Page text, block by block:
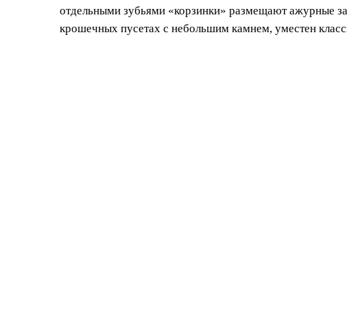
отдельными зубьями «корзинки» размещают ажурные
крошечных пусетах с небольшим камнем, уместен